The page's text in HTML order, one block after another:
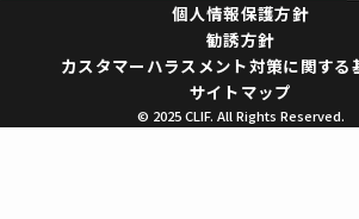
個人情報保護方針
勧誘方針
カスタマーハラスメント対策に関する
サイトマップ
© 2025 CLIF. All Rights Reserved.